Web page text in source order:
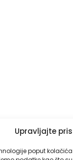
Upravljajte
poput